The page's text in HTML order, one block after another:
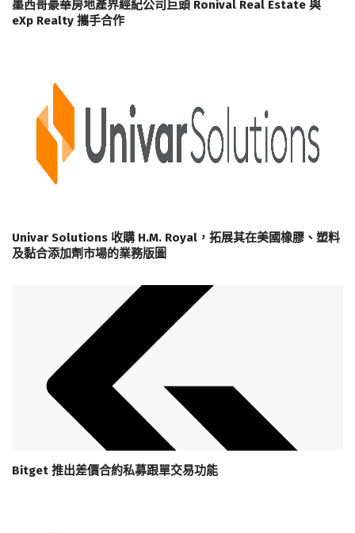
墨西哥豪華房地產界經紀公司巨頭 Ronival Real Estate 與
eXp Realty 攜手合作
Univar Solutions 收購 H.M. Royal，拓展其在美國橡膠、塑料
及黏合添加劑市場的業務版圖
Bitget 推出差價合約私募跟單交易功能